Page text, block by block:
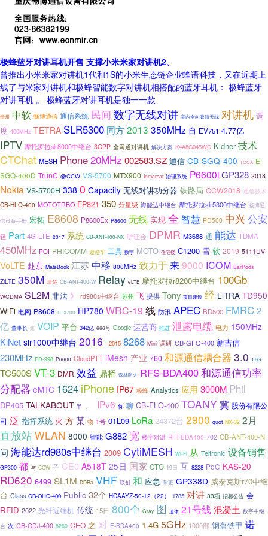
极蜂蓝牙对讲耳机开售 支撑小米米家对讲机2、
曾推出小米米家对讲机1代和1S的小米生态链企业蜂语科技，又在近期上
线了与米家对讲机和极蜂智能数字对讲机相搭配的蓝牙耳机： 极蜂蓝牙
对讲耳机 。 极蜂蓝牙对讲耳机是独一一款
贵州 中软 畅博通信 通信系统 民间 数字无线对讲 室内全向吸顶天线 对讲机 调
度 400MHz TETRA SLR5300 同方2013 350MHz 自 EV751 4.77亿
IPTV 摩托罗拉slr8000中继台 3GPP 全网通对讲机 解决方案 K4A8G045WC Kidner 技术
CTChat MESH Phone20MHz 002583.SZ 通信 CB-SGQ-400 TCCA E-
SGQ-400D TrunC @CCW VS-5700 MTX900 Inmarsat 治理系统 P6600iGP328 2018
Nokia VS-5700H 338 0 Capacity 无线对讲功分器 铁路局 CCW2018 通信技术
CB-HLQ-400 MOTOTRBO EP821 350 分量级 海能达中继台 摩托罗拉slr5300中继台 畅博通
信设备手册 宏拓 E8608 P8600Ex P8600 无线 实现 全 智慧 PD500 中兴公安
轻 Part 4G-LTE 2017 系统 CB-ANT-400-NX 听证会 DPMR M3688 通 能达 TDMA
450MHz POI PHICOMM 遨游车 工具 数字 MOTO 住宅楼 C1200 雪 软 2019 5111UV
VoLTE 赴京 MateBook 江苏 中移 800MHz 致力于来9000 ICOM EarPods
ZiLTE 350M 清楚 CB-ANT-400-W Relay eLTE 摩托罗拉r8200中继台 100Gb
WCDMA SL2M 非法 》 rd980s中继台 苏州 飞 提供 Tony 项目建设 经 LiTRA TD950
WiFi 电网 P8608 PTX700 HP780 WRC-19 线 防汛 APEC BD500 FMRC2
亿 董事长 第 VOIP 平台 342亿 666号 Google 运营商 推进 泄露电缆 电力 150MHz
KiNet slr1000中继台 2016 --2015 8268 Mini 调研 CB-GFQ-400 新吉信
230MHz FD-998 P6600 CloudPTT iMesh 产业 760 和源通信耦合器 3.0 1.8G
TC500SVT-3 DMR 效益 鼎桥 森林防火 RFS-BDA400和源通信功率
分配器 eMTC 1624 iPhone IP67 极蜂 Analytics 应用 3000M Phil
DP405 TALKABOUT 半 、 IPv6 你 聊 CB-FLQ-400 TOANY冀 股份有限公
司 泛 指挥系统 火 方某 物 1号 01L09 LoRa 24372台 2900 quot NX-32 2月
直放站WLAN 8000 智能 G882 宽 楼宇对讲 RFT-BDA400 702 CB-ANT-400-N
问 海能达rd980s中继台 2009 CytiMESH Wi-Fi 从 Teltronic 设备销售
GP300 都 与 CCW 子 CE0 A518T 25日 国家 CTO 19日 互 8228 PoC KAS-20
RD620 6499 SL1M DDR3 VHF 联创 和 应急 隙更 GP338D 威泰克斯r70中继
台 Class CB-OHQ-400 Public 32个 HCAAYZ-50-12（22） 1785 对讲 33项 招标公告 会
RFID 2022 光纤近端机 传统 15日 800个 Gray 图 遗体 21号线混凝土 数字中继
台 次 CB-GDJ-400 8260 CEO 之 对 E-BDA400 1.4G 5GHz 1000部 钢盔铁甲 诺